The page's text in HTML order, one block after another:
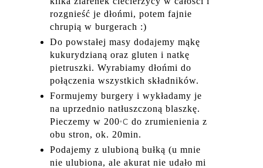
rozgnieść je dłońmi, potem fajnie
chrupią w burgerach :)
Do powstałej masy dodajemy mąkę
kukurydzianą oraz gluten i natkę
pietruszki. Wyrabiamy dłońmi do
połączenia wszystkich składników.
Formujemy burgery i wykładamy je
na uprzednio natłuszczoną blaszkę.
Pieczemy w 200° C do zrumienienia z
obu stron, ok. 20min.
Podajemy z ulubioną bułką (u mnie
nie ulubiona, ale akurat nie udało mi